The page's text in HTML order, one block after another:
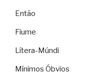
Então
Fiume
Lítera-Múndi
Mínimos Óbvios